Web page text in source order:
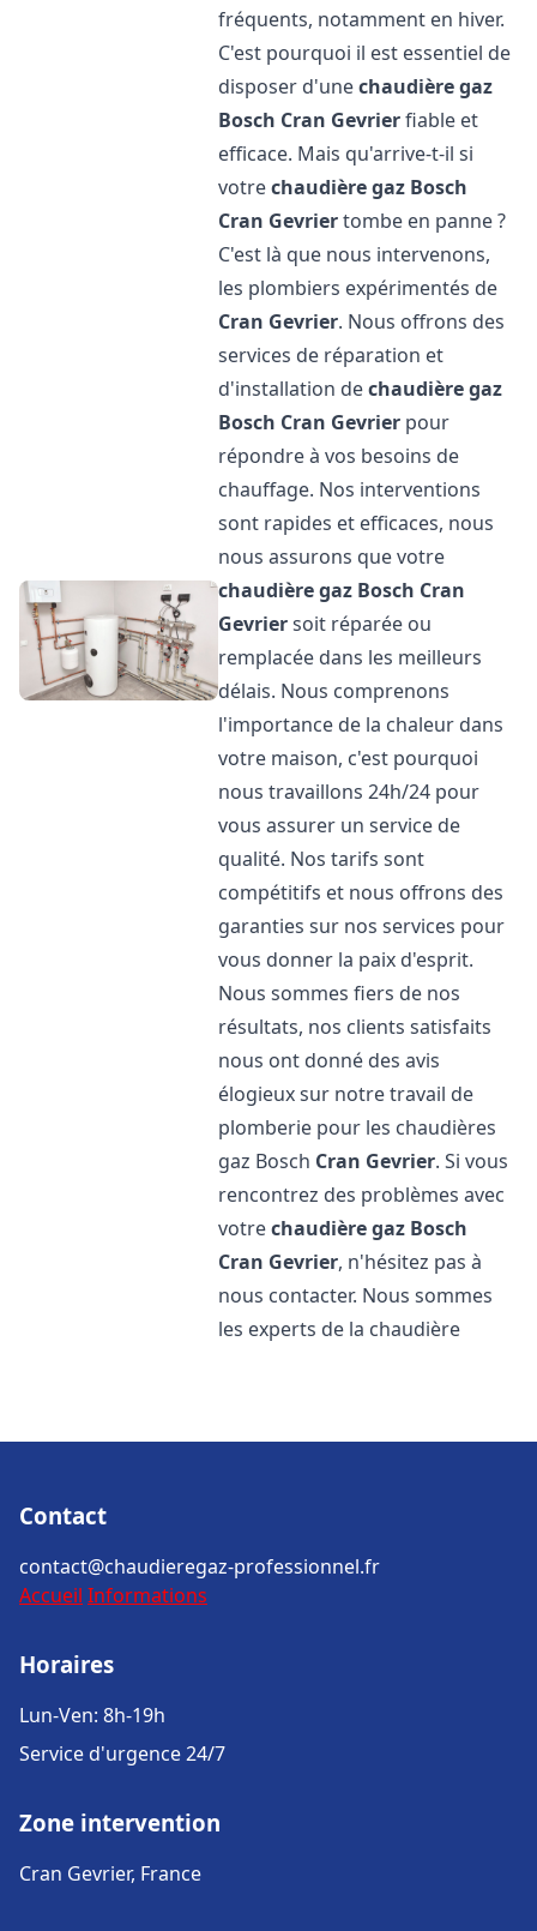
fréquents, notamment en hiver.
C'est pourquoi il est essentiel de
disposer d'unechaudière gaz
Bosch Cran Gevrierfiable et
efficace. Mais qu'arrive-t-il si
votrechaudière gaz Bosch
Cran Gevriertombe en panne ?
C'est là que nous intervenons,
les plombiers expérimentés de
Cran Gevrier. Nous offrons des
services de réparation et
d'installation dechaudière gaz
Bosch Cran Gevrier pour
répondre à vos besoins de
chauffage. Nos interventions
sont rapides et efficaces, nous
nous assurons que votre
chaudière gaz Bosch Cran
Gevriersoit réparée ou
remplacée dans les meilleurs
délais. Nous comprenons
l'importance de la chaleur dans
votre maison, c'est pourquoi
nous travaillons 24h/24 pour
vous assurer un service de
qualité. Nos tarifs sont
compétitifs et nous offrons des
garanties sur nos services pour
vous donner la paix d'esprit.
Nous sommes fiers de nos
résultats, nos clients satisfaits
nous ont donné des avis
élogieux sur notre travail de
plomberie pour les chaudières
gaz Bosch Cran Gevrier. Si vous
rencontrez des problèmes avec
votrechaudière gaz Bosch
Cran Gevrier, n'hésitez pas à
nous contacter. Nous sommes
les experts de la chaudière
Contact
contact@chaudieregaz-professionnel.fr
Accueil Informations
Horaires
Lun-Ven: 8h-19h
Service d'urgence 24/7
Zone intervention
Cran Gevrier, France